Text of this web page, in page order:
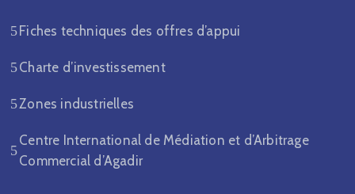
Fiches techniques des offres d’appui
Charte d’investissement
Zones industrielles
Centre International de Médiation et d’Arbitrage
Commercial d’Agadir